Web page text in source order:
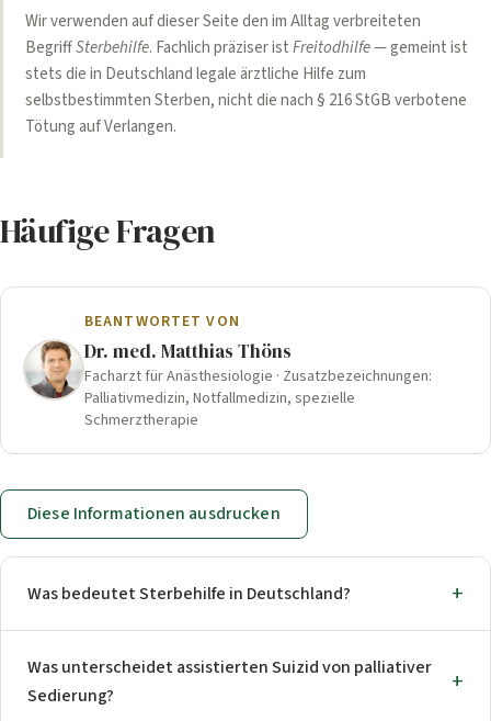
Wir verwenden auf dieser Seite den im Alltag verbreiteten
BegriffSterbehilfe. Fachlich präziser istFreitodhilfe— gemeint ist
stets die in Deutschland legale ärztliche Hilfe zum
selbstbestimmten Sterben, nicht die nach § 216 StGB verbotene
Tötung auf Verlangen.
Häufige Fragen
BEANTWORTET VON
Dr. med. Matthias Thöns
Facharzt für Anästhesiologie · Zusatzbezeichnungen:
Palliativmedizin, Notfallmedizin, spezielle
Schmerztherapie
Diese Informationen ausdrucken
Was bedeutet Sterbehilfe in Deutschland?
Was unterscheidet assistierten Suizid von palliativer
Sedierung?